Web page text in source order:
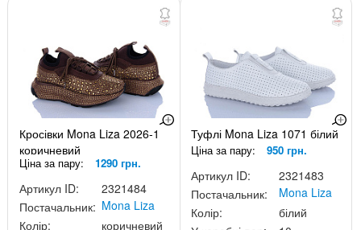
Кросівки Mona Liza 2026-1
коричневий
Ціна за пару: 1290 грн.
Артикул ID:
2321484
Постачальник: Mona Liza
Колір:
коричневий
Туфлі Mona Liza 1071 білий
Ціна за пару: 950 грн.
Артикул ID:
2321483
Постачальник:
Mona Liza
Колір:
білий